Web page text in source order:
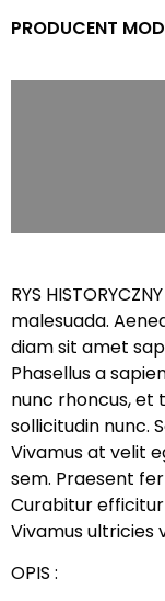
PRODUCENT
RYS
malesuada.
diam sit amet
Phasellus a
nunc rhoncus, et
sollicitudin nunc.
Vivamus at velit
sem. Praesent
Curabitur
Vivamus
OPIS :